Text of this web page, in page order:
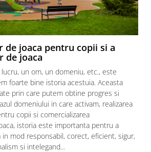
joaca pentru copii si a
de joaca
un om, un domeniu, etc., este
foarte bine istoria acestuia. Aceasta
prin care putem obtine progres si
domeniului in care activam, realizarea
copii si comercializarea
istoria este importanta pentru a
mod responsabil, corect, eficient, sigur,
si intelegand...